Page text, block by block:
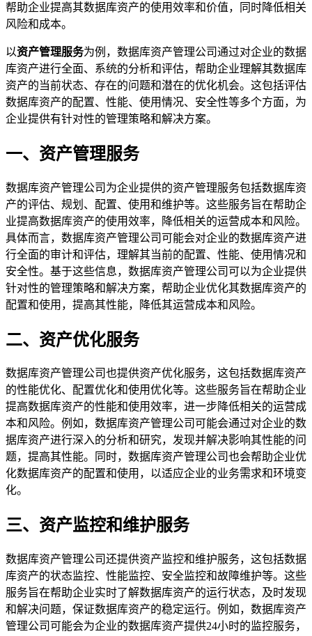
帮助企业提高其数据库资产的使用效率和价值，同时降低相关
风险和成本。
以资产管理服务为例，数据库资产管理公司通过对企业的数据
库资产进行全面、系统的分析和评估，帮助企业理解其数据库
资产的当前状态、存在的问题和潜在的优化机会。这包括评估
数据库资产的配置、性能、使用情况、安全性等多个方面，为
企业提供有针对性的管理策略和解决方案。
一、资产管理服务
数据库资产管理公司为企业提供的资产管理服务包括数据库资
产的评估、规划、配置、使用和维护等。这些服务旨在帮助企
业提高数据库资产的使用效率，降低相关的运营成本和风险。
具体而言，数据库资产管理公司可能会对企业的数据库资产进
行全面的审计和评估，理解其当前的配置、性能、使用情况和
安全性。基于这些信息，数据库资产管理公司可以为企业提供
针对性的管理策略和解决方案，帮助企业优化其数据库资产的
配置和使用，提高其性能，降低其运营成本和风险。
二、资产优化服务
数据库资产管理公司也提供资产优化服务，这包括数据库资产
的性能优化、配置优化和使用优化等。这些服务旨在帮助企业
提高数据库资产的性能和使用效率，进一步降低相关的运营成
本和风险。例如，数据库资产管理公司可能会通过对企业的数
据库资产进行深入的分析和研究，发现并解决影响其性能的问
题，提高其性能。同时，数据库资产管理公司也会帮助企业优
化数据库资产的配置和使用，以适应企业的业务需求和环境变
化。
三、资产监控和维护服务
数据库资产管理公司还提供资产监控和维护服务，这包括数据
库资产的状态监控、性能监控、安全监控和故障维护等。这些
服务旨在帮助企业实时了解数据库资产的运行状态，及时发现
和解决问题，保证数据库资产的稳定运行。例如，数据库资产
管理公司可能会为企业的数据库资产提供24小时的监控服务，